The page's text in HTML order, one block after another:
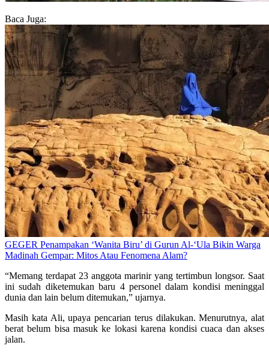
Baca Juga:
GEGER Penampakan ‘Wanita Biru’ di Gurun Al-‘Ula Bikin Warga
Madinah Gempar: Mitos Atau Fenomena Alam?
“Memang terdapat 23 anggota marinir yang tertimbun longsor. Saat
ini sudah diketemukan baru 4 personel dalam kondisi meninggal
dunia dan lain belum ditemukan,” ujarnya.
Masih kata Ali, upaya pencarian terus dilakukan. Menurutnya, alat
berat belum bisa masuk ke lokasi karena kondisi cuaca dan akses
jalan.